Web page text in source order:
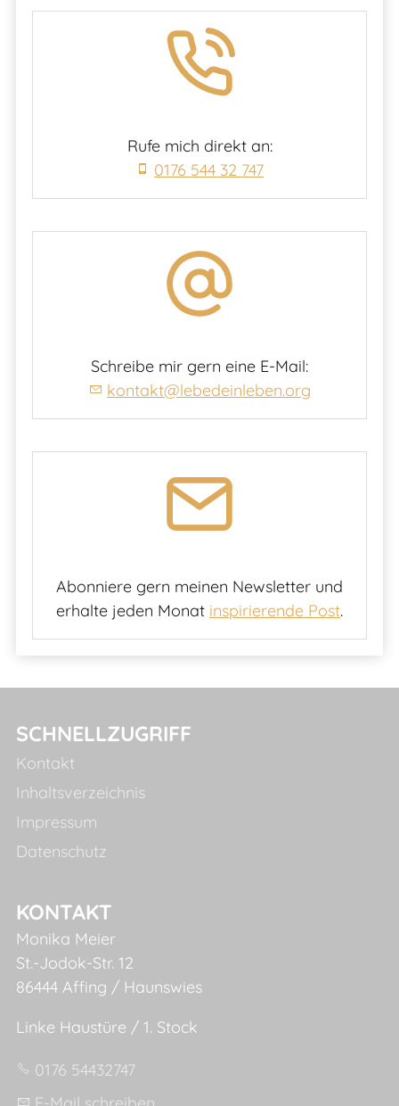
Rufe mich direkt an:
0176 544 32 747
Schreibe mir gern eine E-Mail:
kontakt@lebedeinleben.org
Abonniere gern meinen Newsletter und
erhalte jeden Monat inspirierende Post.
SCHNELLZUGRIFF
Kontakt
Inhaltsverzeichnis
Impressum
Datenschutz
KONTAKT
Monika Meier
St.-Jodok-Str. 12
86444 Affing / Haunswies
Linke Haustüre / 1. Stock
0176 54432747